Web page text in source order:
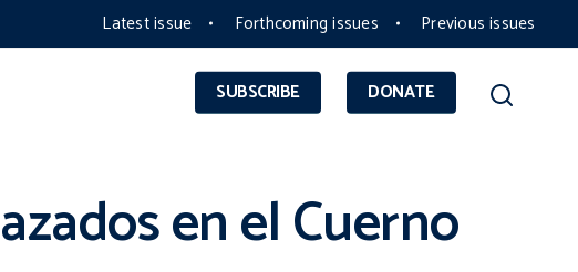
Latest issue Forthcoming issues Previous issues
SUBSCRIBE DONATE
en el Cuerno